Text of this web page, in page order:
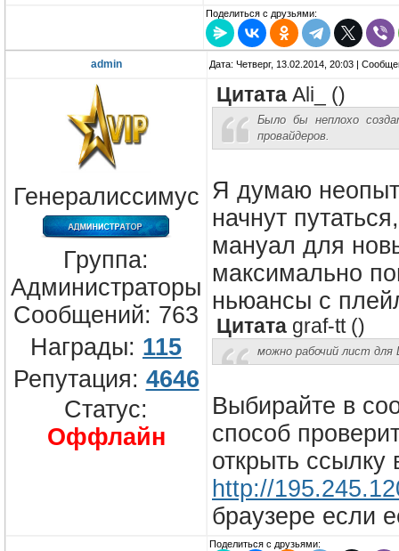
Поделиться с друзьями:
admin Дата: Четверг, 13.02.2014, 20:03 |
Генералиссимус
Группа:
Администраторы
Сообщений: 763
Награды: 115
Репутация: 4646
Статус:
Оффлайн
Цитата Ali_ ()
Было бы неплохо
провайдеров.
Я думаю
начнут
мануал для
максимально
ньюансы с
Цитата graf-tt()
можно рабочий лист для
Выбирайте в
способ
открыть ссылку
http://
браузере если
Поделиться с друзьями: